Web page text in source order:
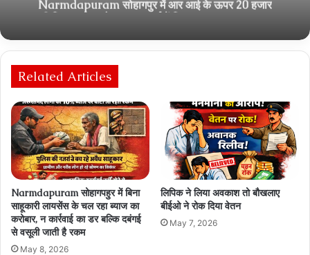
की रिश्वत का आरोप, जनसुनवाई में शिकायत
Related Articles
Narmdapuram सोहागपहुर में बिना
साहूकारी लायसेंस के चल रहा ब्‍याज का
करोबार, न कार्रवाई का डर बल्कि दबंगई
से वसूली जाती है रकम
May 8, 2026
लिपिक ने लिया अवकाश तो बौखलाए
बीईओ ने रोक दिया वेतन
May 7, 2026